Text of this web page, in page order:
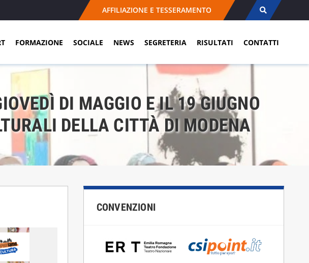
AFFILIAZIONE E TESSERAMENTO
FORMAZIONE SOCIALE NEWS SEGRETERIA RISULTATI CONTATTI
DI MAGGIO E IL 19 GIUGNO
DELLA CITTÀ DI MODENA
CONVENZIONI